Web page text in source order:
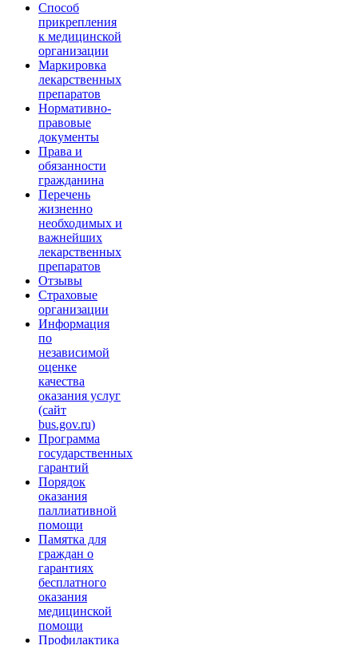
Способ
прикрепления
к медицинской
организации
Маркировка
лекарственных
препаратов
Нормативно-
правовые
документы
Права и
обязанности
гражданина
Перечень
жизненно
необходимых и
важнейших
лекарственных
препаратов
Отзывы
Страховые
организации
Информация
по
независимой
оценке
качества
оказания услуг
(сайт
bus.gov.ru)
Программа
государственных
гарантий
Порядок
оказания
паллиативной
помощи
Памятка для
граждан о
гарантиях
бесплатного
оказания
медицинской
помощи
Профилактика